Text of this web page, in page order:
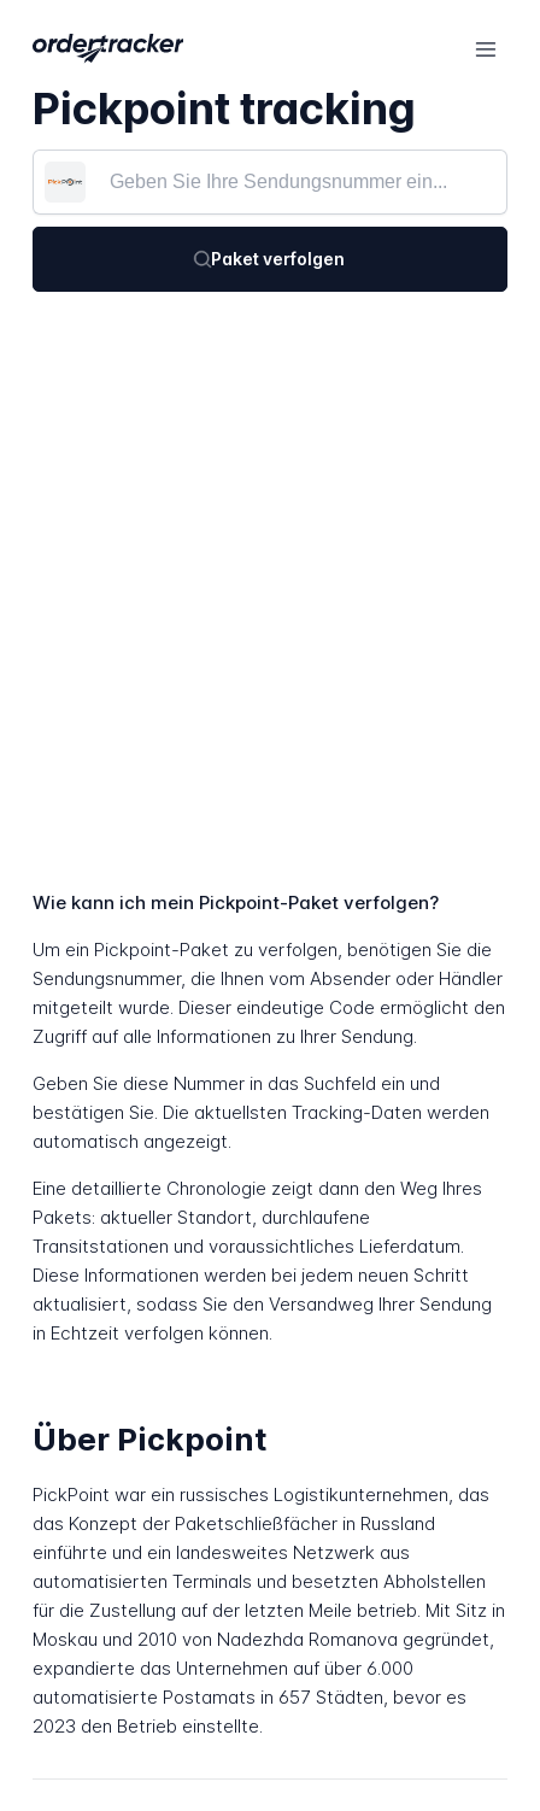
Pickpoint tracking
Paket verfolgen
Wie kann ich mein Pickpoint-Paket verfolgen?
Um ein Pickpoint-Paket zu verfolgen, benötigen Sie die
Sendungsnummer, die Ihnen vom Absender oder Händler
mitgeteilt wurde. Dieser eindeutige Code ermöglicht den
Zugriff auf alle Informationen zu Ihrer Sendung.
Geben Sie diese Nummer in das Suchfeld ein und
bestätigen Sie. Die aktuellsten Tracking-Daten werden
automatisch angezeigt.
Eine detaillierte Chronologie zeigt dann den Weg Ihres
Pakets: aktueller Standort, durchlaufene
Transitstationen und voraussichtliches Lieferdatum.
Diese Informationen werden bei jedem neuen Schritt
aktualisiert, sodass Sie den Versandweg Ihrer Sendung
in Echtzeit verfolgen können.
Über Pickpoint
PickPoint war ein russisches Logistikunternehmen, das
das Konzept der Paketschließfächer in Russland
einführte und ein landesweites Netzwerk aus
automatisierten Terminals und besetzten Abholstellen
für die Zustellung auf der letzten Meile betrieb. Mit Sitz in
Moskau und 2010 von Nadezhda Romanova gegründet,
expandierte das Unternehmen auf über 6.000
automatisierte Postamats in 657 Städten, bevor es
2023 den Betrieb einstellte.